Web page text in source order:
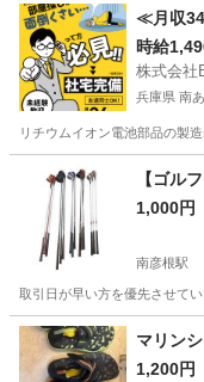
滋賀 彦根市 南彦根駅
≪月収
時給
株式会社
兵庫県 南
リチウムイオン電池部品の製
南あわじ市 そ
【ゴル
1,000円
南彦根駅
取引日が早い方を優先させてい
滋賀 彦根市 南彦根駅
マリン
1,200円